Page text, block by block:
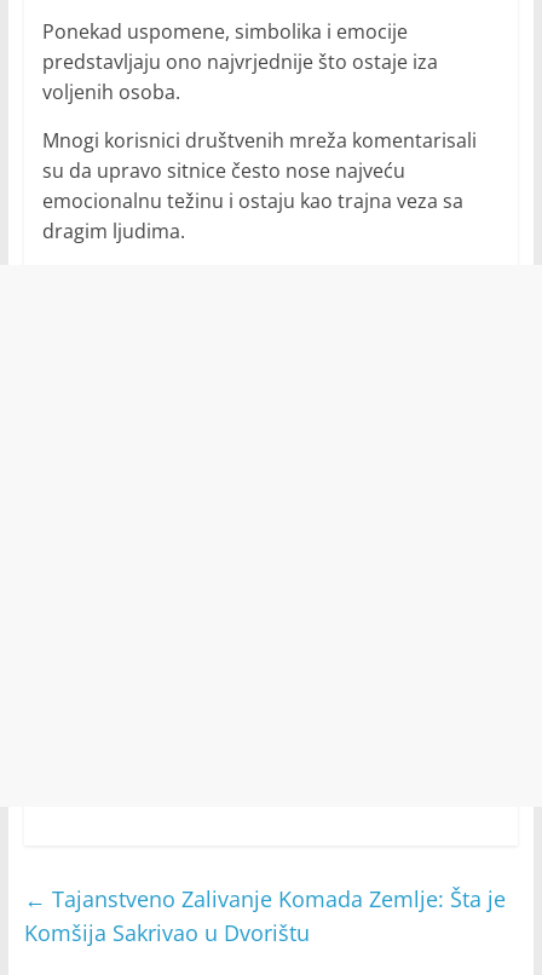
Ponekad uspomene, simbolika i emocije
predstavljaju ono najvrjednije što ostaje iza
voljenih osoba.
Mnogi korisnici društvenih mreža komentarisali
su da upravo sitnice često nose najveću
emocionalnu težinu i ostaju kao trajna veza sa
dragim ljudima.
← Tajanstveno Zalivanje Komada Zemlje: Šta je
Komšija Sakrivao u Dvorištu